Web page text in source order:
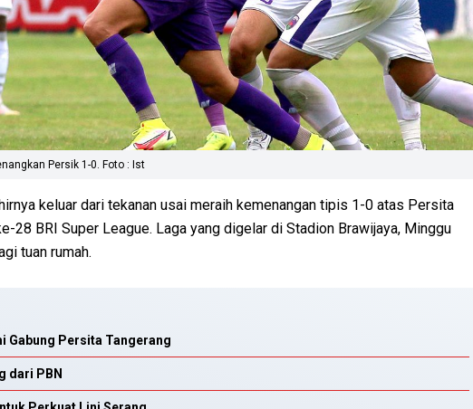
Persik 1-0. Foto : Ist
keluar dari tekanan usai meraih kemenangan tipis 1-0 atas Persita
28 BRI Super League. Laga yang digelar di Stadion Brawijaya, Minggu
tuan rumah.
Gabung Persita Tangerang
dari PBN